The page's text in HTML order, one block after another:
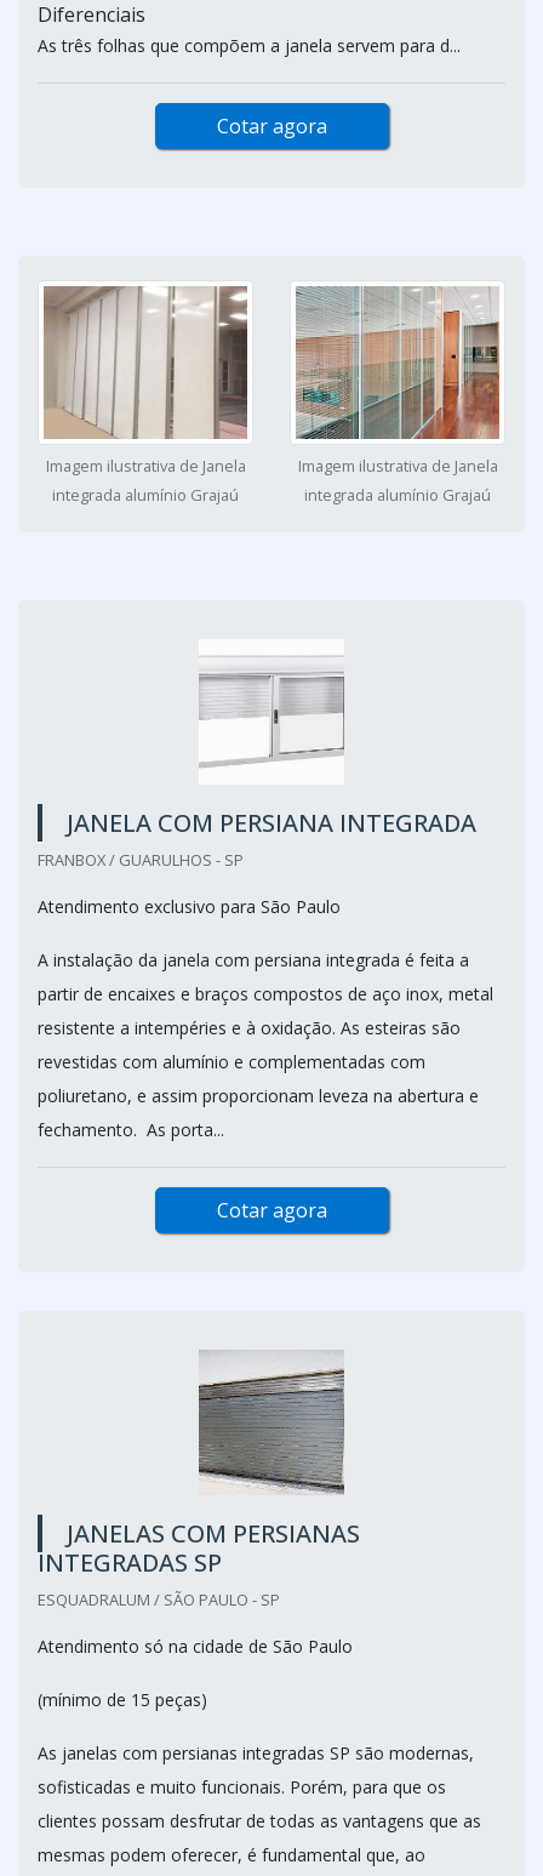
Diferenciais
As três folhas que compõem a janela servem para d...
Cotar agora
Imagem ilustrativa de Janela
integrada alumínio Grajaú
Imagem ilustrativa de Janela
integrada alumínio Grajaú
JANELA COM PERSIANA INTEGRADA
FRANBOX / GUARULHOS - SP
Atendimento exclusivo para São Paulo
A instalação da janela com persiana integrada é feita a
partir de encaixes e braços compostos de aço inox, metal
resistente a intempéries e à oxidação. As esteiras são
revestidas com alumínio e complementadas com
poliuretano, e assim proporcionam leveza na abertura e
fechamento. As porta...
Cotar agora
JANELAS COM PERSIANAS
INTEGRADAS SP
ESQUADRALUM / SÃO PAULO - SP
Atendimento só na cidade de São Paulo
(mínimo de 15 peças)
As janelas com persianas integradas SP são modernas,
sofisticadas e muito funcionais. Porém, para que os
clientes possam desfrutar de todas as vantagens que as
mesmas podem oferecer, é fundamental que, ao